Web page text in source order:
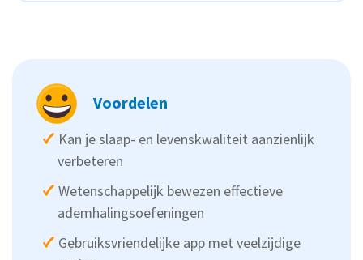
Voordelen
Kan je slaap- en levenskwaliteit aanzienlijk
verbeteren
Wetenschappelijk bewezen effectieve
ademhalingsoefeningen
Gebruiksvriendelijke app met veelzijdige